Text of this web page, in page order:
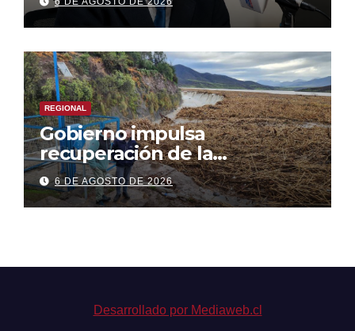
REGIONAL
Gobierno impulsa
recuperación de la
infraestructura de riego
dañada tras el temporal
6 DE AGOSTO DE 2026
Desarrollado por Mediaweb.cl